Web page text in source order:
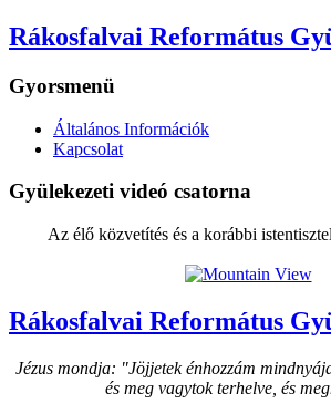
Rákosfalvai Református
Gyorsmenü
Általános Információk
Kapcsolat
Gyülekezeti videó csatorna
Az élő közvetítés és a korábbi
Rákosfalvai Református
Jézus mondja: "Jöjjetek énhozzám
és meg vagytok terhelve, és